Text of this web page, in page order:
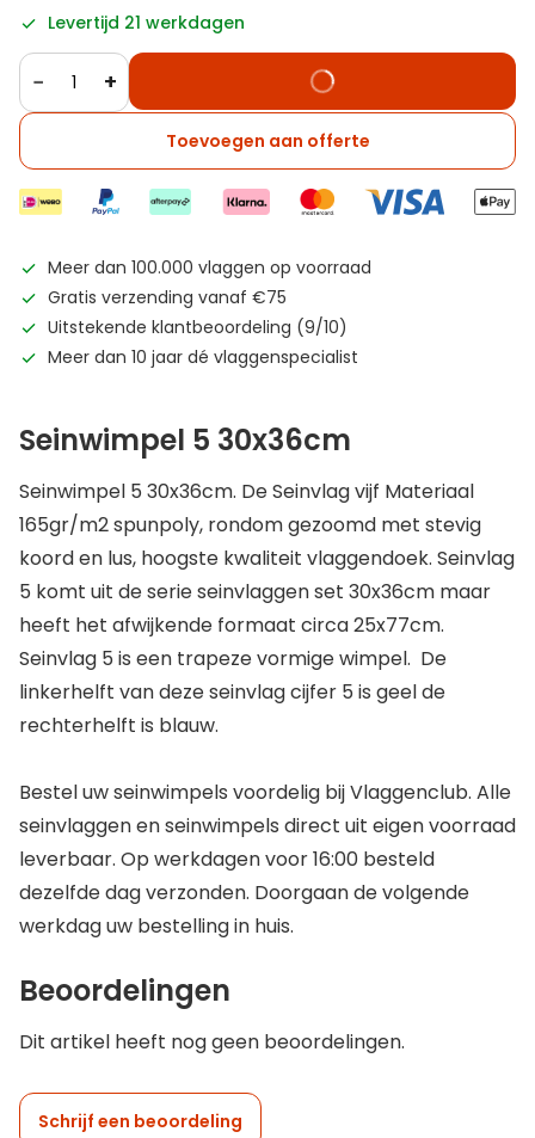
Levertijd 21 werkdagen
− +
Toevoegen aan offerte
Meer dan 100.000 vlaggen op voorraad
Gratis verzending vanaf €75
Uitstekende klantbeoordeling (9/10)
Meer dan 10 jaar dé vlaggenspecialist
Seinwimpel 5 30x36cm
Seinwimpel 5 30x36cm. De Seinvlag vijf Materiaal
165gr/m2 spunpoly, rondom gezoomd met stevig
koord en lus, hoogste kwaliteit vlaggendoek. Seinvlag
5 komt uit de serie seinvlaggen set 30x36cm maar
heeft het afwijkende formaat circa 25x77cm.
Seinvlag 5 is een trapeze vormige wimpel. De
linkerhelft van deze seinvlag cijfer 5 is geel de
rechterhelft is blauw.
Bestel uw seinwimpels voordelig bij Vlaggenclub. Alle
seinvlaggen en seinwimpels direct uit eigen voorraad
leverbaar. Op werkdagen voor 16:00 besteld
dezelfde dag verzonden. Doorgaan de volgende
werkdag uw bestelling in huis.
Beoordelingen
Dit artikel heeft nog geen beoordelingen.
Schrijf een beoordeling